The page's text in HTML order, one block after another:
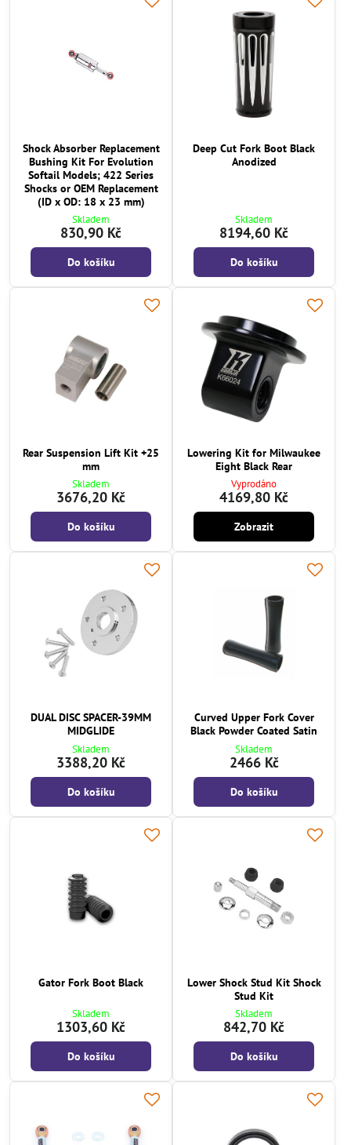
Shock Absorber Replacement
Bushing Kit For Evolution
Softail Models; 422 Series
Shocks or OEM Replacement
(ID x OD: 18 x 23 mm)
Skladem
830,90 Kč
Do košíku
Deep Cut Fork Boot Black
Anodized
Skladem
8194,60 Kč
Do košíku
Rear Suspension Lift Kit +25
mm
Skladem
3676,20 Kč
Do košíku
Lowering Kit for Milwaukee
Eight Black Rear
Vyprodáno
4169,80 Kč
Zobrazit
DUAL DISC SPACER-39MM
MIDGLIDE
Skladem
3388,20 Kč
Do košíku
Curved Upper Fork Cover
Black Powder Coated Satin
Skladem
2466 Kč
Do košíku
Gator Fork Boot Black
Skladem
1303,60 Kč
Do košíku
Lower Shock Stud Kit Shock
Stud Kit
Skladem
842,70 Kč
Do košíku